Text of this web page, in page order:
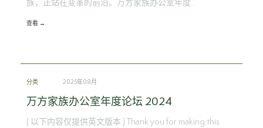
族，正站在变革的前沿。万方家族办公室年度..
查看 →
分类 2025年08月
万方家族办公室年度论坛 2024
( 以下内容仅提供英文版本 ) Thank you for making this